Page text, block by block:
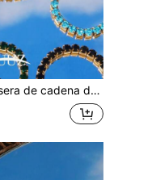
ajustable con cristales, pulsera de cadena impermeable, joyería de lujo para la muñeca